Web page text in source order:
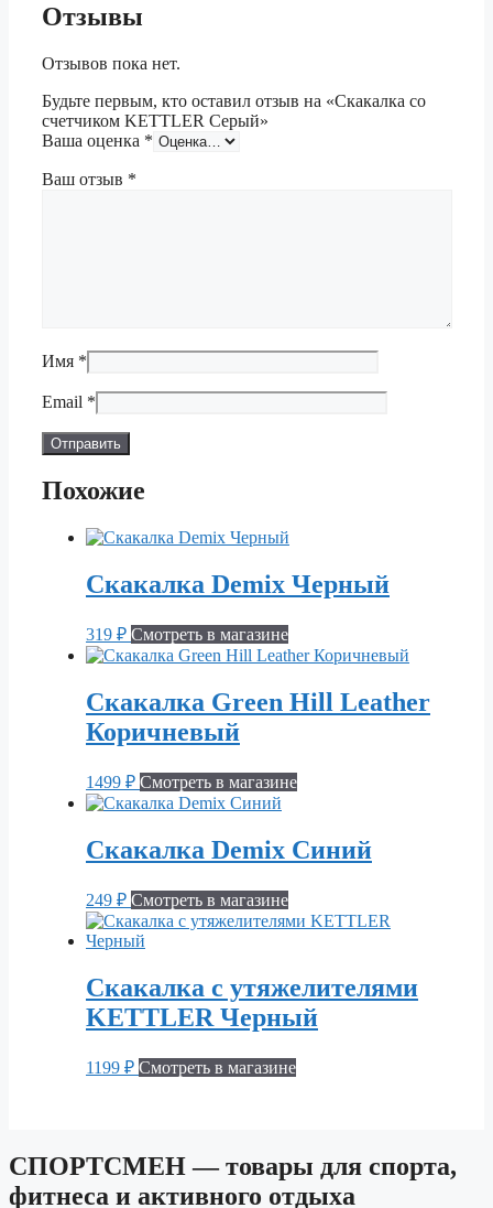
Отзывы
Отзывов пока нет.
Будьте первым, кто оставил отзыв на «Скакалка со
счетчиком KETTLER Серый»
Ваша оценка *
Ваш отзыв *
Имя *
Email *
Похожие
Скакалка Demix Черный
319 ₽ Смотреть в магазине
Скакалка Green Hill Leather
Коричневый
1499 ₽ Смотреть в магазине
Скакалка Demix Синий
249 ₽ Смотреть в магазине
Скакалка с утяжелителями
KETTLER Черный
1199 ₽ Смотреть в магазине
СПОРТСМЕН — товары для спорта,
фитнеса и активного отдыха